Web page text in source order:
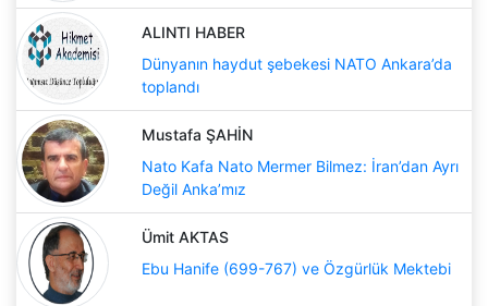
ALINTI HABER
Dünyanın haydut şebekesi NATO Ankara’da
toplandı
Mustafa ŞAHİN
Nato Kafa Nato Mermer Bilmez: İran’dan Ayrı
Değil Anka’mız
Ümit AKTAS
Ebu Hanife (699-767) ve Özgürlük Mektebi